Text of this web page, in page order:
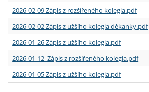
2026-02-09 Zápis z rozšířeného kolegia.pdf
2026-02-02 Zápis z užšího kolegia děkanky.pdf
2026-01-26 Zápis z užšího kolegia.pdf
2026-01-12 Zápis z rozšířeného kolegia.pdf
2026-01-05 Zápis z užšího kolegia.pdf